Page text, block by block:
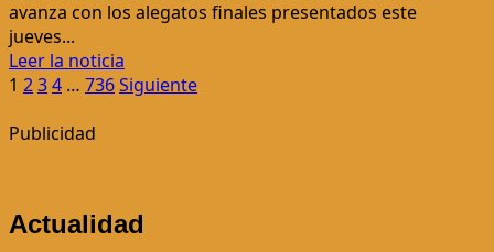
Santa
</p>
avanza con los alegatos finales presentados este
jueves...
Leer la noticia
más
hasta
Paginación
de
1 234 … 736Siguiente
Publicidad
Actualidad